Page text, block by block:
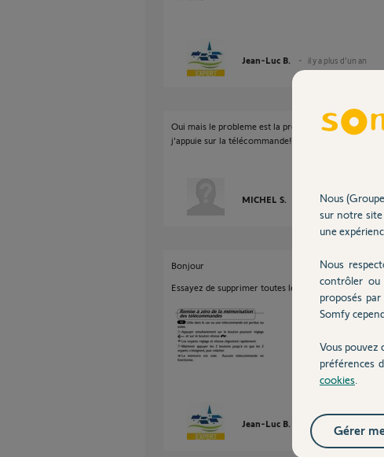
Jean-Luc B. il y a plus d'un an
Oui mais le probleme est la première étape! Le
j'appuie sur la télécommande!!
MICHEL S. il y a plus d'un an
Bonjour
Essayez de supprimer toutes les télécommandes et
Jean-Luc B. il y a plus d'un an
Nous
sur notre
une
Nous
contrôler ou
proposés
Somfy
Vous pouvez
préférences
cookies
Gérer